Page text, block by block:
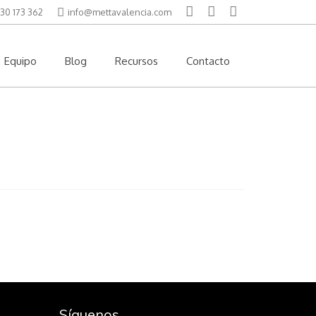
173 362 info@mettavalencia.com
Equipo Blog Recursos Contacto